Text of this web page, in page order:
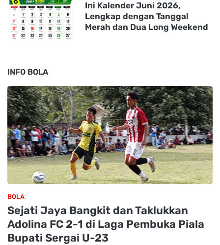
Ini Kalender Juni 2026,
Lengkap dengan Tanggal
Merah dan Dua Long Weekend
INFO BOLA
BOLA
Sejati Jaya Bangkit dan Taklukkan
Adolina FC 2-1 di Laga Pembuka Piala
Bupati Sergai U-23